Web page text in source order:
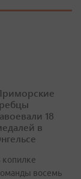
18
в
копилке
восемь